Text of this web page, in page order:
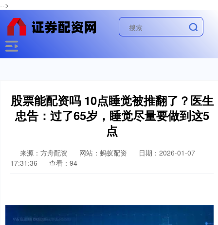
-->
股票能配资吗 10点睡觉被推翻了？医生
忠告：过了65岁，睡觉尽量要做到这5
点
来源：方舟配资 网站：蚂蚁配资
日期：2026-01-07
17:31:36
查看：94